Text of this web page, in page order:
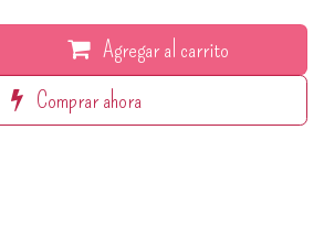
Agregar al carrito
Comprar ahora